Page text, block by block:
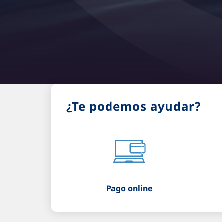
¿Te podemos ayudar?
Pago online